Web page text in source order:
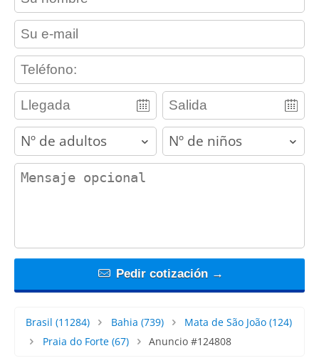
contact_email
contact_phone
adults children
contact_message
Pedir cotización →
Brasil (11284) Bahia (739) Mata de São João (124)
Praia do Forte(67) Anuncio #124808